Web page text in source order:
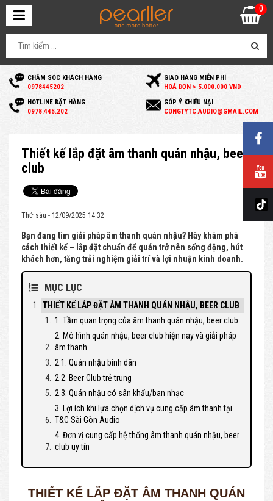
CHĂM SÓC KHÁCH HÀNG
0978445202
GIAO HÀNG MIỄN PHÍ
HOÁ ĐƠN > 5.000.000 VND
HOTLINE ĐẶT HÀNG
0978.445.202
GÓP Ý KHIẾU NẠI
CONGTYTC.AUDIO@GMAIL.COM
0
Thiết kế lắp đặt âm thanh quán nhậu, beer
club
Thứ sáu - 12/09/2025 14:32
Bạn đang tìm giải pháp âm thanh quán nhậu? Hãy khám phá
cách thiết kế – lắp đặt chuẩn để quán trở nên sống động, hút
khách hơn, tăng trải nghiệm giải trí và lợi nhuận kinh doanh.
MỤC LỤC
THIẾT KẾ LẮP ĐẶT ÂM THANH QUÁN NHẬU, BEER CLUB
1. Tầm quan trọng của âm thanh quán nhậu, beer club
2. Mô hình quán nhậu, beer club hiện nay và giải pháp
âm thanh
2.1. Quán nhậu bình dân
2.2. Beer Club trẻ trung
2.3. Quán nhậu có sân khấu/ban nhạc
3. Lợi ích khi lựa chọn dịch vụ cung cấp âm thanh tại
T&C Sài Gòn Audio
4. Đơn vị cung cấp hệ thống âm thanh quán nhậu, beer
club uy tín
THIẾT KẾ LẮP ĐẶT ÂM THANH QUÁN